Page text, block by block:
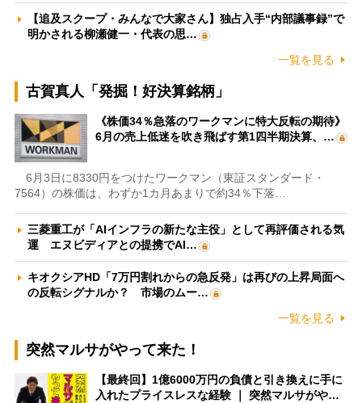
【追及スクープ・みんなで大家さん】独占入手“内部議事録”で
明かされる柳瀬健一・代表の思…
一覧を見る
古賀真人「発掘！好決算銘柄」
《株価34％急落のワークマンに特大反転の期待》
6月の売上低迷を吹き飛ばす第1四半期決算、…
6月3日に8330円をつけたワークマン（東証スタンダード・
7564）の株価は、わずか1カ月あまりで約34％下落…
三菱重工が「AIインフラの新たな主役」として再評価される気
運 エヌビディアとの提携でAI…
キオクシアHD「7万円割れからの急反発」は再びの上昇局面へ
の反転シグナルか？ 市場のムー…
一覧を見る
突然マルサがやって来た！
【最終回】1億6000万円の負債と引き換えに手に
入れたプライスレスな経験 ｜ 突然マルサがや…